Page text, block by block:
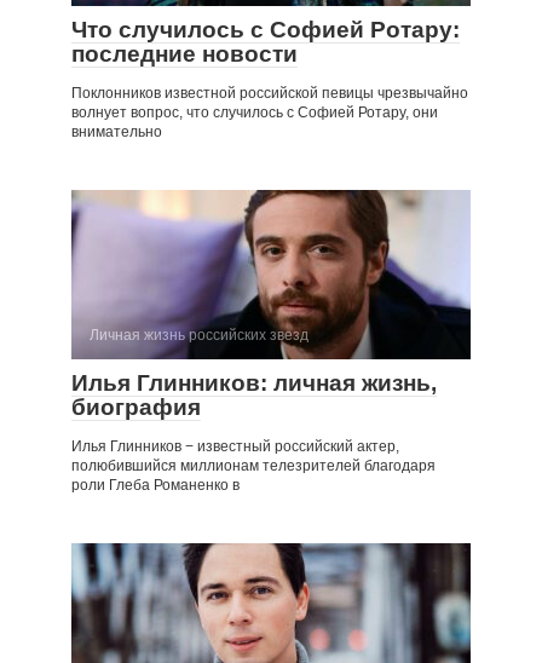
Что случилось с Софией Ротару:
последние новости
Поклонников известной российской певицы чрезвычайно
волнует вопрос, что случилось с Софией Ротару, они
внимательно
Личная жизнь российских звезд
Илья Глинников: личная жизнь,
биография
Илья Глинников − известный российский актер,
полюбившийся миллионам телезрителей благодаря
роли Глеба Романенко в